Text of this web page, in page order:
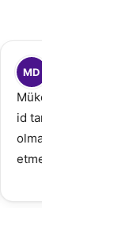
MD
Mükemmel bir işletme
id tamiri için gittim
olmadı fakat aldığım
etmediler mağduriy…